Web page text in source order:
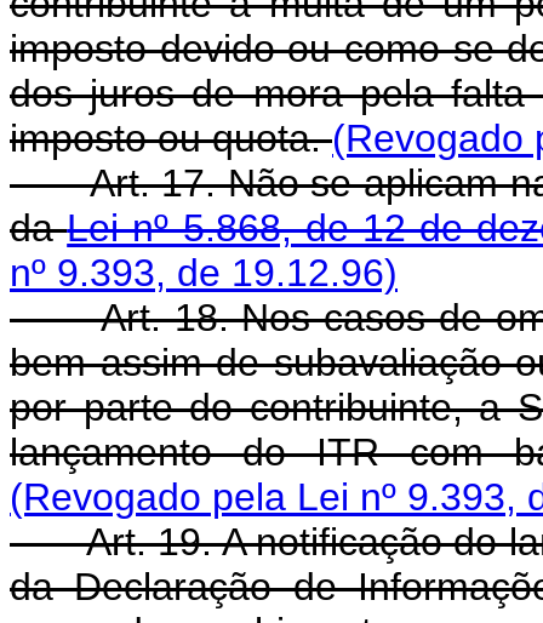
imposto devido ou como se
dos juros de mora pela falta
imposto ou quota.(Revogado
Art. 17. Não se aplicam na
daLei nº 5.868, de 12 de
nº 9.393, de 19.12.96)
Art. 18. Nos casos de
bem assim de subavaliação
por parte do contribuinte, a
lançamento do ITR com
(Revogado pela Lei nº 9.393,
Art. 19. A notificação do
da Declaração de